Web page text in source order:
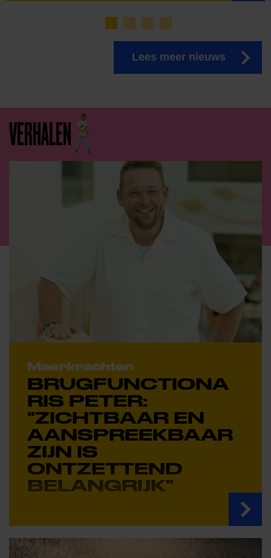
Lees meer nieuws
VERHALEN
Meerkrachten
BRUGFUNCTIONA
RIS PETER:
"ZICHTBAAR EN
AANSPREEKBAAR
ZIJN IS
ONTZETTEND
BELANGRIJK"